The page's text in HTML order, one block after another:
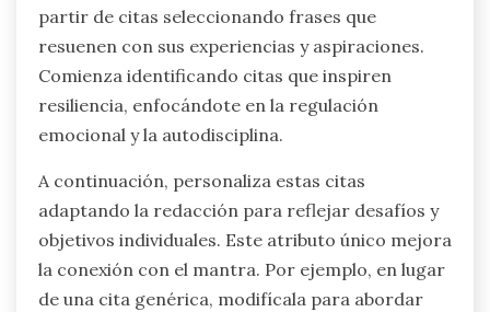
partir de citas seleccionando frases que
resuenen con sus experiencias y aspiraciones.
Comienza identificando citas que inspiren
resiliencia, enfocándote en la regulación
emocional y la autodisciplina.
A continuación, personaliza estas citas
adaptando la redacción para reflejar desafíos y
objetivos individuales. Este atributo único mejora
la conexión con el mantra. Por ejemplo, en lugar
de una cita genérica, modifícala para abordar